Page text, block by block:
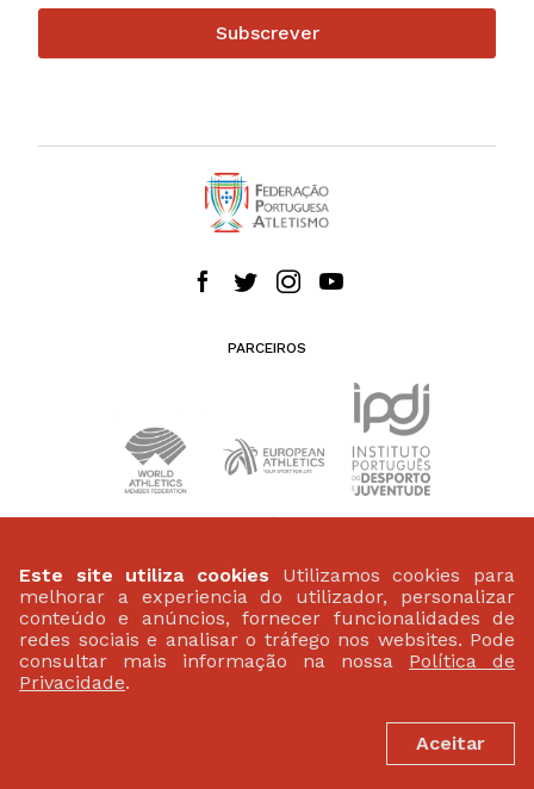
Subscrever
PARCEIROS
PATROCINADORES
Este site utiliza cookies Utilizamos cookies para
melhorar a experiencia do utilizador, personalizar
conteúdo e anúncios, fornecer funcionalidades de
redes sociais e analisar o tráfego nos websites. Pode
consultar mais informação na nossa Política de
Privacidade.
Aceitar